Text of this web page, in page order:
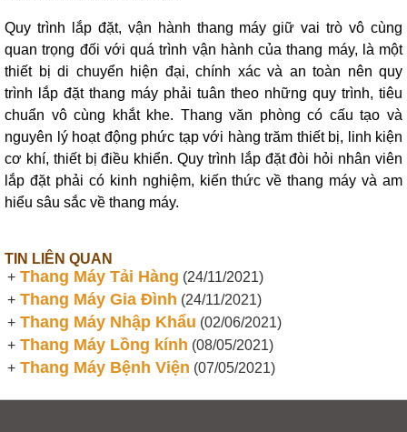
Quy trình lắp đặt, vận hành thang máy giữ vai trò vô cùng
quan trọng đối với quá trình vận hành của thang máy, là một
thiết bị di chuyển hiện đại, chính xác và an toàn nên quy
trình lắp đặt thang máy phải tuân theo những quy trình, tiêu
chuẩn vô cùng khắt khe. Thang văn phòng có cấu tạo và
nguyên lý hoạt động phức tạp với hàng trăm thiết bị, linh kiện
cơ khí, thiết bị điều khiển. Quy trình lắp đặt đòi hỏi nhân viên
lắp đặt phải có kinh nghiệm, kiến thức về thang máy và am
hiểu sâu sắc về thang máy.
TIN LIÊN QUAN
+ Thang Máy Tải Hàng (24/11/2021)
+ Thang Máy Gia Đình (24/11/2021)
+ Thang Máy Nhập Khẩu (02/06/2021)
+ Thang Máy Lồng kính (08/05/2021)
+ Thang Máy Bệnh Viện (07/05/2021)